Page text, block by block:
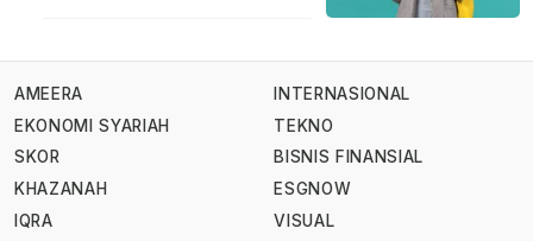
AMEERA
EKONOMI SYARIAH
SKOR
KHAZANAH
IQRA
INTERNASIONAL
TEKNO
BISNIS FINANSIAL
ESGNOW
VISUAL